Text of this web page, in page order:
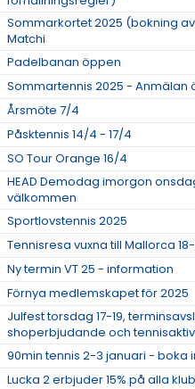
Sommarkortet 2025 (bokning
Matchi
Padelbanan öppen
Sommartennis 2025 - Anmälan
Årsmöte 7/4
Påsktennis 14/4 - 17/4
SO Tour Orange 16/4
HEAD Demodag imorgon
välkommen
Sportlovstennis 2025
Tennisresa vuxna till Mallorca
Ny termin VT 25 - information
Förnya medlemskapet för 2025
Julfest torsdag 17-19,
shoperbjudande och
90min tennis 2-3 januari - boka
Lucka 2 erbjuder 15% på alla